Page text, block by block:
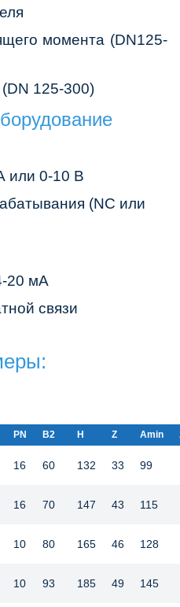
момента (DN125-
125-300)
или 0-10 В
(NC или
20 мА
связи
PN B2 H Z Amin
16 60 132 33 99
16 70 147 43 115
10 80 165 46 128
10 93 185 49 145